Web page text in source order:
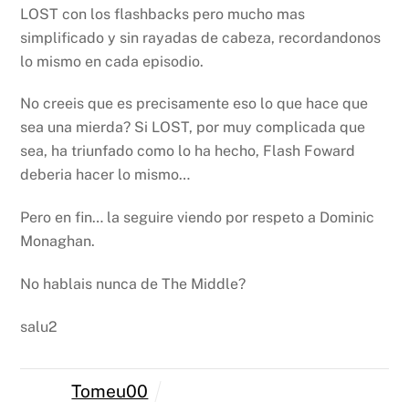
LOST con los flashbacks pero mucho mas
simplificado y sin rayadas de cabeza, recordandonos
lo mismo en cada episodio.
No creeis que es precisamente eso lo que hace que
sea una mierda? Si LOST, por muy complicada que
sea, ha triunfado como lo ha hecho, Flash Foward
deberia hacer lo mismo…
Pero en fin… la seguire viendo por respeto a Dominic
Monaghan.
No hablais nunca de The Middle?
salu2
Tomeu00